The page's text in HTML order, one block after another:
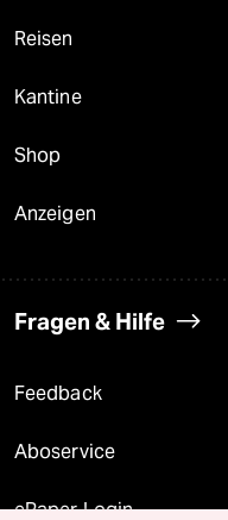
Reisen
Kantine
Shop
Anzeigen
Fragen & Hilfe
Feedback
Aboservice
ePaper Login